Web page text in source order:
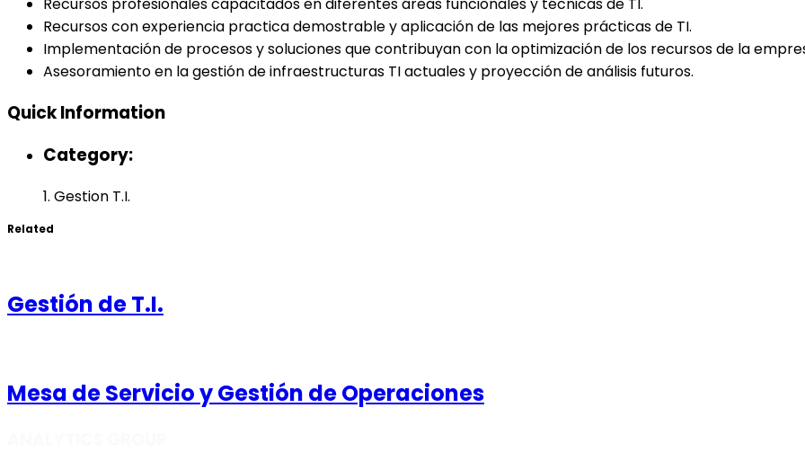
Recursos con experiencia practica demostrable y aplicación de las mejores prácticas de TI.
Implementación de procesos y soluciones que contribuyan con la optimización de los recursos de la
Asesoramiento en la gestión de infraestructuras TI actuales y proyección de análisis futuros.
Quick Information
Category:
1. Gestion T.I.
Related
Gestión de T.I.
Mesa de Servicio y Gestión de Operaciones